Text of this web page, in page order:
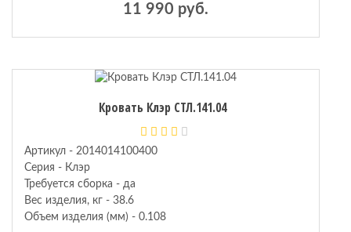
11 990 руб.
Кровать Клэр СТЛ.141.04
Артикул - 2014014100400
Серия - Клэр
Требуется сборка - да
Вес изделия, кг - 38.6
Объем изделия (мм) - 0.108